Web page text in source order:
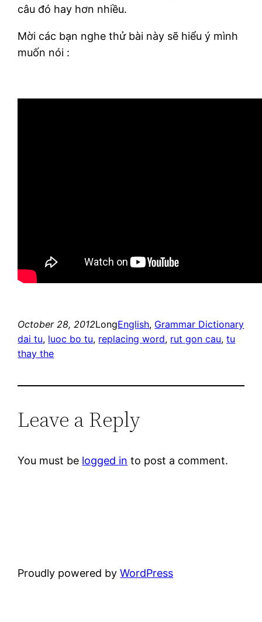
câu đó hay hơn nhiều.
Mời các bạn nghe thử bài này sẽ hiểu ý mình
muốn nói :
October 28, 2012LongEnglish, Grammar Dictionary
dai tu, luoc bo tu, replacing word, rut gon cau, tu
thay the
Leave a Reply
You must be logged in to post a comment.
Proudly powered byWordPress